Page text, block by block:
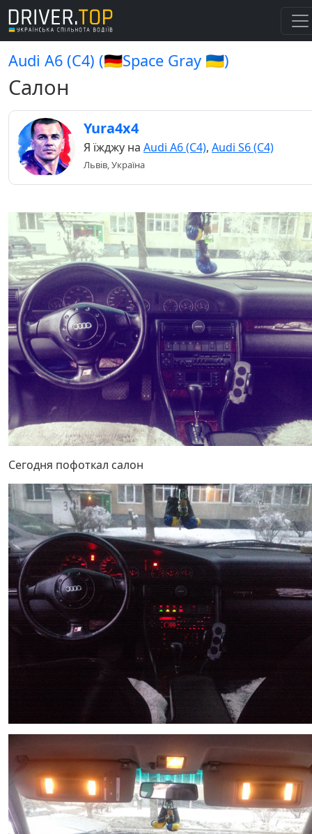
Audi A6 (C4) (🇩🇪Space Gray 🇺🇦)
Салон
Yura4x4
Я їжджу на Audi A6 (C4), Audi S6 (C4)
Львів, Україна
Сегодня пофоткал салон